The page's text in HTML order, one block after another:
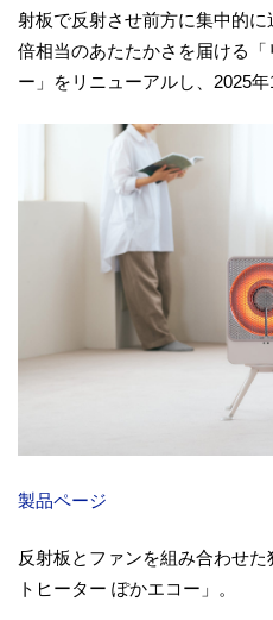
射板で反射させ前方に集中的
倍相当のあたたかさを届ける
ー」をリニューアルし、2025年
製品ページ
反射板とファンを組み合わせ
トヒーター ぽかエコー」。